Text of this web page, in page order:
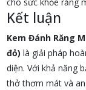
Kết luận
Kem Đánh Răng
đỏ) là giải pháp
diện. Với khả năng
thở thơm mát và